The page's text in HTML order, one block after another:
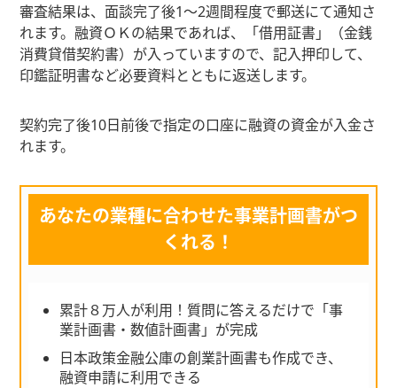
審査結果は、面談完了後1～2週間程度で郵送にて通知さ
れます。融資ＯＫの結果であれば、「借用証書」（金銭
消費貸借契約書）が入っていますので、記入押印して、
印鑑証明書など必要資料とともに返送します。
契約完了後10日前後で指定の口座に融資の資金が入金さ
れます。
あなたの業種に合わせた事業計画書がつ
くれる！
累計８万人が利用！質問に答えるだけで「事
業計画書・数値計画書」が完成
日本政策金融公庫の創業計画書も作成でき、
融資申請に利用できる